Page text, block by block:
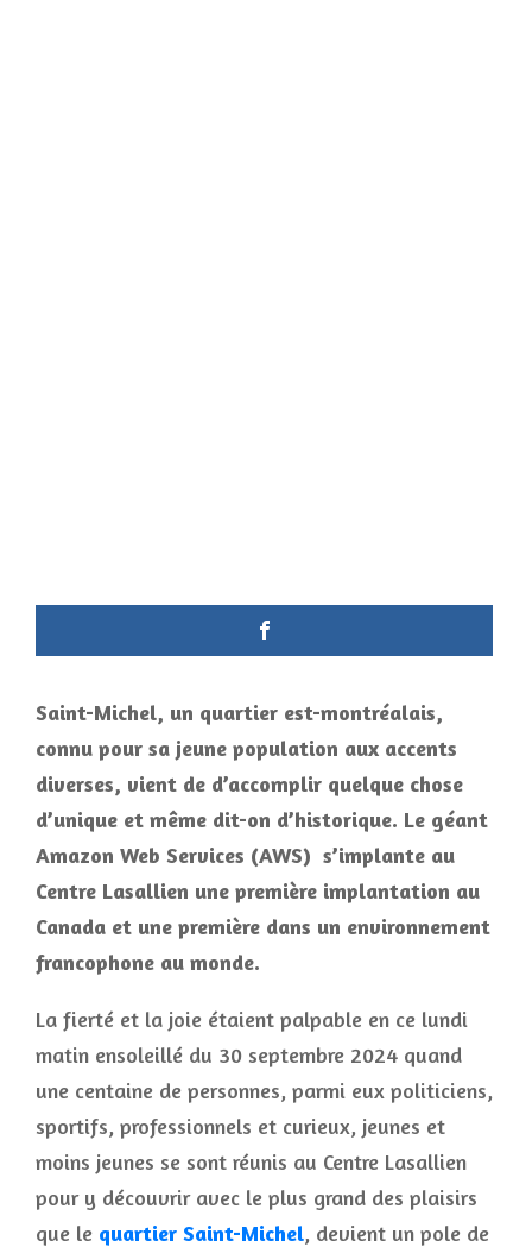
Saint-Michel, un quartier est-montréalais,
connu pour sa jeune population aux accents
diverses, vient de d’accomplir quelque chose
d’unique et même dit-on d’historique. Le géant
Amazon Web Services (AWS) s’implante au
Centre Lasallien une première implantation au
Canada et une première dans un environnement
francophone au monde.
La fierté et la joie étaient palpable en ce lundi
matin ensoleillé du 30 septembre 2024 quand
une centaine de personnes, parmi eux politiciens,
sportifs, professionnels et curieux, jeunes et
moins jeunes se sont réunis au Centre Lasallien
pour y découvrir avec le plus grand des plaisirs
que le quartier Saint-Michel, devient un pole de